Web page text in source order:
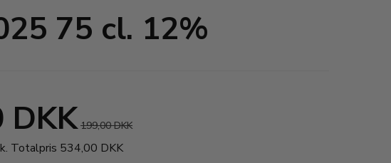
75 cl. 12%
DKK 199,00 DKK
Totalpris 534,00 DKK